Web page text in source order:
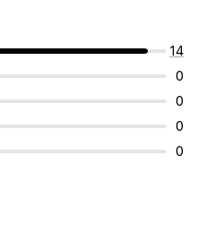
14
0
0
0
0